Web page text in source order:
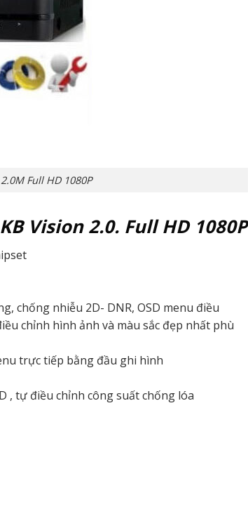
Full HD 1080P
Vision 2.0. Full HD 1080P
chống nhiễu 2D- DNR, OSD menu điều
chỉnh hình ảnh và màu sắc đẹp nhất phù
trực tiếp bằng đầu ghi hình
, tự điều chỉnh công suất chống lóa